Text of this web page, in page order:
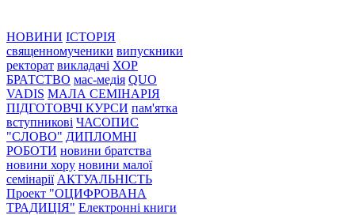
НОВИНИ ІСТОРІЯ
священномученики випускники
ректорат викладачі ХОР
БРАТСТВО мас-медія QUO
VADIS МАЛА СЕМІНАРІЯ
ПІДГОТОВЧІ КУРСИ пам'ятка
вступникові ЧАСОПИС
"СЛОВО" ДИПЛОМНІ
РОБОТИ новини братства
новини хору новини малої
семінарії АКТУАЛЬНІСТЬ
Проект "ОЦИФРОВАНА
ТРАДИЦІЯ" Електронні книги